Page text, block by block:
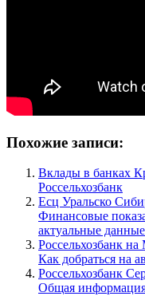
Похожие записи:
Вклады в банках
Россельхозбанк
Есц Уральско
Финансовые
актуальные
Россельхозбанк
Как добраться на
Россельхозбанк
Общая